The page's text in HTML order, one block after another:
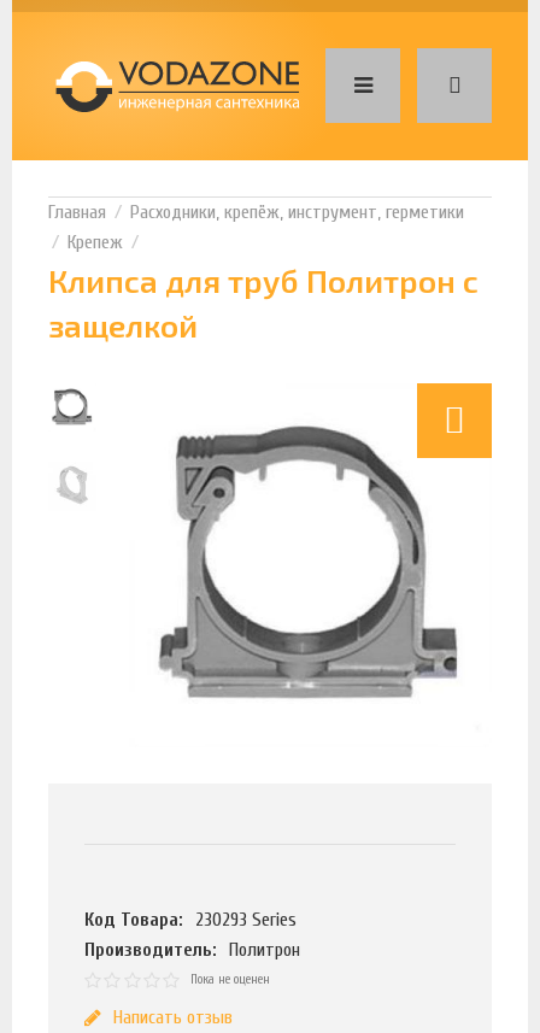
Расходники, крепёж, инструмент, герметики
Крепеж
Клипса для труб Политрон с
защелкой
Код Товара:
230293 Series
Производитель:
Политрон
Пока не оценен
Написать отзыв